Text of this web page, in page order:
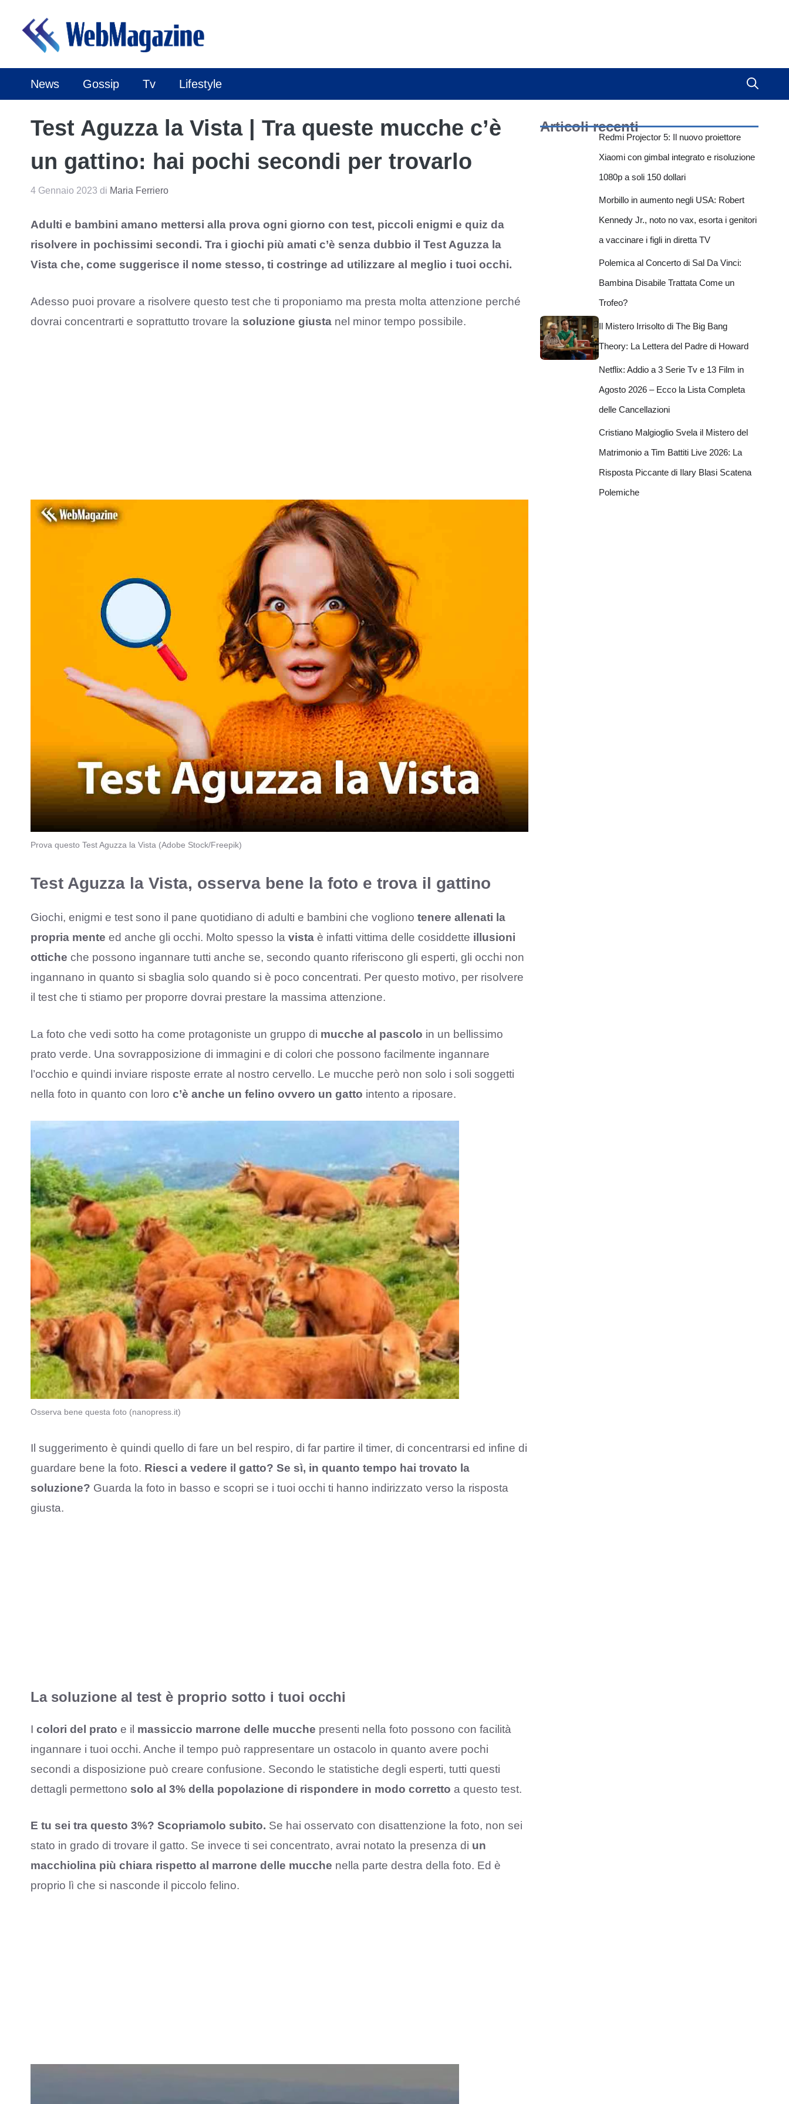
contenuto
News Gossip Tv Lifestyle
Test Aguzza la Vista | Tra queste mucche c’è
un gattino: hai pochi secondi per trovarlo
4 Gennaio 2023 di Maria Ferriero
Adulti e bambini amano mettersi alla prova ogni giorno con test, piccoli enigmi e quiz da
risolvere in pochissimi secondi. Tra i giochi più amati c’è senza dubbio il Test Aguzza la
Vista che, come suggerisce il nome stesso, ti costringe ad utilizzare al meglio i tuoi occhi.
Adesso puoi provare a risolvere questo test che ti proponiamo ma presta molta attenzione perché
dovrai concentrarti e soprattutto trovare la soluzione giusta nel minor tempo possibile.
Prova questo Test Aguzza la Vista (Adobe Stock/Freepik)
Test Aguzza la Vista, osserva bene la foto e trova il gattino
Giochi, enigmi e test sono il pane quotidiano di adulti e bambini che vogliono tenere allenati la
propria mente ed anche gli occhi. Molto spesso la vista è infatti vittima delle cosiddette illusioni
ottiche che possono ingannare tutti anche se, secondo quanto riferiscono gli esperti, gli occhi non
ingannano in quanto si sbaglia solo quando si è poco concentrati. Per questo motivo, per risolvere
il test che ti stiamo per proporre dovrai prestare la massima attenzione.
La foto che vedi sotto ha come protagoniste un gruppo di mucche al pascolo in un bellissimo
prato verde. Una sovrapposizione di immagini e di colori che possono facilmente ingannare
l’occhio e quindi inviare risposte errate al nostro cervello. Le mucche però non solo i soli soggetti
nella foto in quanto con loro c’è anche un felino ovvero un gatto intento a riposare.
Osserva bene questa foto (nanopress.it)
Il suggerimento è quindi quello di fare un bel respiro, di far partire il timer, di concentrarsi ed infine di
guardare bene la foto. Riesci a vedere il gatto? Se sì, in quanto tempo hai trovato la
soluzione? Guarda la foto in basso e scopri se i tuoi occhi ti hanno indirizzato verso la risposta
giusta.
La soluzione al test è proprio sotto i tuoi occhi
I colori del prato e il massiccio marrone delle mucche presenti nella foto possono con facilità
ingannare i tuoi occhi. Anche il tempo può rappresentare un ostacolo in quanto avere pochi
secondi a disposizione può creare confusione. Secondo le statistiche degli esperti, tutti questi
dettagli permettono solo al 3% della popolazione di rispondere in modo corretto a questo test.
E tu sei tra questo 3%? Scopriamolo subito. Se hai osservato con disattenzione la foto, non sei
stato in grado di trovare il gatto. Se invece ti sei concentrato, avrai notato la presenza di un
macchiolina più chiara rispetto al marrone delle mucche nella parte destra della foto. Ed è
proprio lì che si nasconde il piccolo felino.
Articoli recenti
Redmi Projector 5: Il nuovo proiettore
Xiaomi con gimbal integrato e risoluzione
1080p a soli 150 dollari
Morbillo in aumento negli USA: Robert
Kennedy Jr., noto no vax, esorta i genitori
a vaccinare i figli in diretta TV
Polemica al Concerto di Sal Da Vinci:
Bambina Disabile Trattata Come un
Trofeo?
Il Mistero Irrisolto di The Big Bang
Theory: La Lettera del Padre di Howard
Netflix: Addio a 3 Serie Tv e 13 Film in
Agosto 2026 – Ecco la Lista Completa
delle Cancellazioni
Cristiano Malgioglio Svela il Mistero del
Matrimonio a Tim Battiti Live 2026: La
Risposta Piccante di Ilary Blasi Scatena
Polemiche